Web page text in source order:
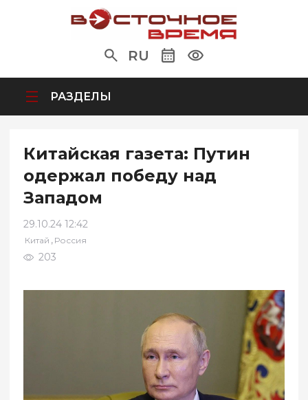
RU
РАЗДЕЛЫ
Китайская газета: Путин
одержал победу над
Западом
29.10.24 12:42
Китай , Россия
203